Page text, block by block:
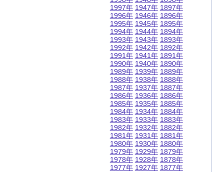
1997年
1996年
1995年
1994年
1993年
1992年
1991年
1990年
1989年
1988年
1987年
1986年
1985年
1984年
1983年
1982年
1981年
1980年
1979年
1978年
1977年
1947年
1946年
1945年
1944年
1943年
1942年
1941年
1940年
1939年
1938年
1937年
1936年
1935年
1934年
1933年
1932年
1931年
1930年
1929年
1928年
1927年
1897年
1896年
1895年
1894年
1893年
1892年
1891年
1890年
1889年
1888年
1887年
1886年
1885年
1884年
1883年
1882年
1881年
1880年
1879年
1878年
1877年